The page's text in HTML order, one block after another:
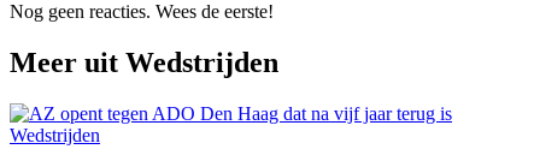
Nog geen reacties. Wees de eerste!
Meer uit Wedstrijden
Wedstrijden